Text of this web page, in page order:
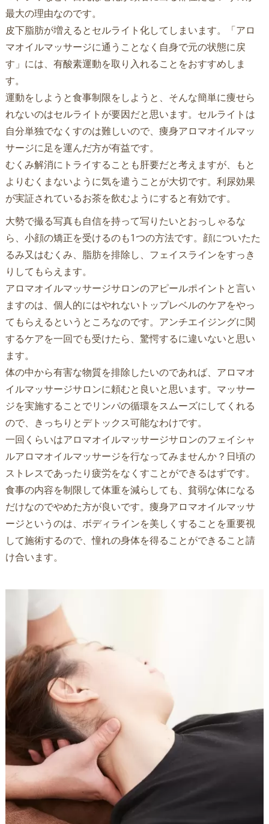
最大の理由なのです。
皮下脂肪が増えるとセルライト化してしまいます。「アロ
マオイルマッサージに通うことなく自身で元の状態に戻
す」には、有酸素運動を取り入れることをおすすめしま
す。
運動をしようと食事制限をしようと、そんな簡単に痩せら
れないのはセルライトが要因だと思います。セルライトは
自分単独でなくすのは難しいので、痩身アロマオイルマッ
サージに足を運んだ方が有益です。
むくみ解消にトライすることも肝要だと考えますが、もと
よりむくまないように気を遣うことが大切です。利尿効果
が実証されているお茶を飲むようにすると有効です。
大勢で撮る写真も自信を持って写りたいとおっしゃるな
ら、小顔の矯正を受けるのも1つの方法です。顔についたた
るみ又はむくみ、脂肪を排除し、フェイスラインをすっき
りしてもらえます。
アロマオイルマッサージサロンのアピールポイントと言い
ますのは、個人的にはやれないトップレベルのケアをやっ
てもらえるというところなのです。アンチエイジングに関
するケアを一回でも受けたら、驚愕するに違いないと思い
ます。
体の中から有害な物質を排除したいのであれば、アロマオ
イルマッサージサロンに頼むと良いと思います。マッサー
ジを実施することでリンパの循環をスムーズにしてくれる
ので、きっちりとデトックス可能なわけです。
一回くらいはアロマオイルマッサージサロンのフェイシャ
ルアロマオイルマッサージを行なってみませんか？日頃の
ストレスであったり疲労をなくすことができるはずです。
食事の内容を制限して体重を減らしても、貧弱な体になる
だけなのでやめた方が良いです。痩身アロマオイルマッサ
ージというのは、ボディラインを美しくすることを重要視
して施術するので、憧れの身体を得ることができること請
け合います。